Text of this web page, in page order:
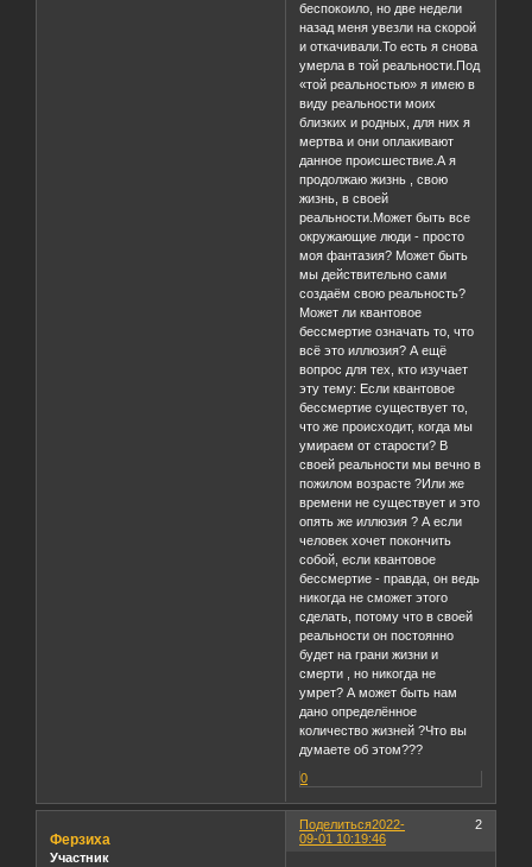
беспокоило, но две недели
назад меня увезли на скорой
и откачивали.То есть я снова
умерла в той реальности.Под
«той реальностью» я имею в
виду реальности моих
близких и родных, для них я
мертва и они оплакивают
данное происшествие.А я
продолжаю жизнь , свою
жизнь, в своей
реальности.Может быть все
окружающие люди - просто
моя фантазия? Может быть
мы действительно сами
создаём свою реальность?
Может ли квантовое
бессмертие означать то, что
всё это иллюзия? А ещё
вопрос для тех, кто изучает
эту тему: Если квантовое
бессмертие существует то,
что же происходит, когда мы
умираем от старости? В
своей реальности мы вечно в
пожилом возрасте ?Или же
времени не существует и это
опять же иллюзия ? А если
человек хочет покончить
собой, если квантовое
бессмертие - правда, он ведь
никогда не сможет этого
сделать, потому что в своей
реальности он постоянно
будет на грани жизни и
смерти , но никогда не
умрет? А может быть нам
дано определённое
количество жизней ?Что вы
думаете об этом???
0
Поделиться 2
2022-
09-01 10:19:46
Ферзиха
Участник